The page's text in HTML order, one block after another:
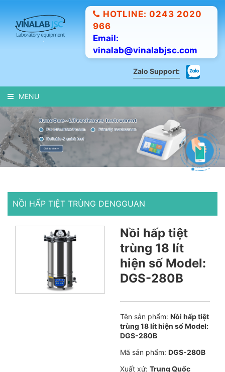
HOTLINE: 0243 2020
966
Email:
vinalab@vinalabjsc.com
Zalo Support:
MENU
NỒI HẤP TIỆT TRÙNG DENGGUAN
Nồi hấp tiệt
trùng 18 lít
hiện số Model:
DGS-280B
Tên sản phẩm: Nồi hấp tiệt
trùng 18 lít hiện số Model:
DGS-280B
Mã sản phẩm: DGS-280B
Xuất xứ: Trung Quốc